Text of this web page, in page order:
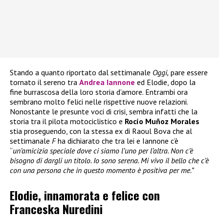
Stando a quanto riportato dal settimanale Oggi, pare essere
tornato il sereno tra Andrea Iannone ed Elodie, dopo la
fine burrascosa della loro storia d’amore. Entrambi ora
sembrano molto felici nelle rispettive nuove relazioni.
Nonostante le presunte voci di crisi, sembra infatti che la
storia tra il pilota motociclistico e Rocío Muñoz Morales
stia proseguendo, con la stessa ex di Raoul Bova che al
settimanale Fha dichiarato che tra lei e Iannone c’è
“un’amicizia speciale dove ci siamo l’uno per l’altra. Non c’è
bisogno di dargli un titolo. Io sono serena. Mi vivo il bello che c’è
con una persona che in questo momento è positiva per me.”
Elodie, innamorata e felice con
Franceska Nuredini